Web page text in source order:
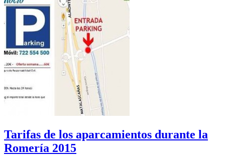
Tarifas de los aparcamientos durante la
Romería 2015